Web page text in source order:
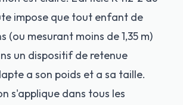
impose que tout enfant de
(ou mesurant moins de 1,35 m)
un dispositif de retenue
a son poids et a sa taille.
s'applique dans tous les